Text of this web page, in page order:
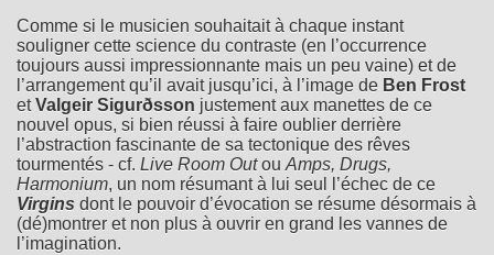
Comme si le musicien souhaitait à chaque instant
souligner cette science du contraste (en l’occurrence
toujours aussi impressionnante mais un peu vaine) et de
l’arrangement qu’il avait jusqu’ici, à l’image de Ben Frost
etValgeir Sigurðsson justement aux manettes de ce
nouvel opus, si bien réussi à faire oublier derrière
l’abstraction fascinante de sa tectonique des rêves
tourmentés - cf. Live Room Outou Amps, Drugs,
Harmonium, un nom résumant à lui seul l’échec de ce
Virgins dont le pouvoir d’évocation se résume désormais à
(dé)montrer et non plus à ouvrir en grand les vannes de
l’imagination.